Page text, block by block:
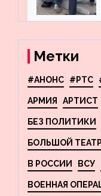
Метки
#АНОНС #РТС
АРМИЯ АРТИСТ
БЕЗ ПОЛИТИКИ
БОЛЬШОЙ ТЕАТР
В РОССИИ ВСУ
ВОЕННАЯ